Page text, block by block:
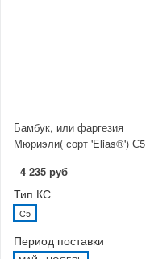
Бамбук, или фаргезия
Мюриэли( сорт 'Elias®') С5
4 235 руб
Тип КС
C5
Период поставки